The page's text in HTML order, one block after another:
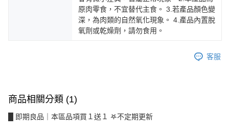
原肉零食，不宜替代主食。 3.若產品顏色變
深，為肉類的自然氧化現象。 4.產品內置脫
氧劑或乾燥劑，請勿食用。
客服
商品相關分類 (1)
█ 即期良品｜本區品項買１送１ 𖤐不定期更新